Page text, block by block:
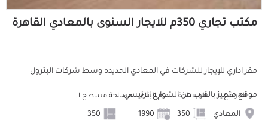
مكتب تجاري 350م للايجار السنوى بالمعادي القاهرة
مقر اداري للإيجار للشركات في المعادي الجديده وسط شركات البترول
موقع متميز بالقرب من الشوارع الرئيسي...
الموقع
المعادي
المساحة عام البناء مساحة مسطح البناء